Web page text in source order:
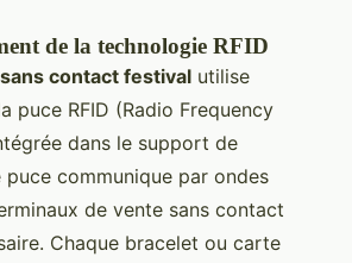
de la technologie RFID
contact festival utilise
puce RFID (Radio Frequency
dans le support de
communique par ondes
de vente sans contact
Chaque bracelet ou carte